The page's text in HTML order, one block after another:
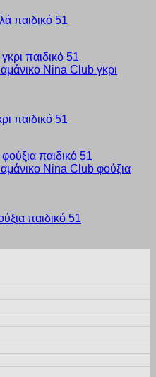
παιδικό 51
παιδικό 51
παιδικό 51